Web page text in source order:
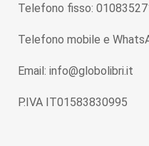
Telefono fisso:
Telefono mobile e
Email: info@globolibri.it
P.IVA IT01583830995